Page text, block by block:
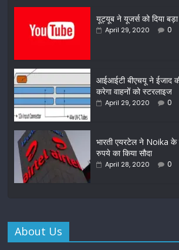
यूट्यूब ने यूजर्स को दिया
April 29, 2020 0
आईआईटी बीएचयू ने ईजाद
करेगा वाहनों को स्टरलाइज
April 29, 2020 0
भारती एयरटेल ने Noika
रुपये का किया सौदा
April 28, 2020 0
About Us